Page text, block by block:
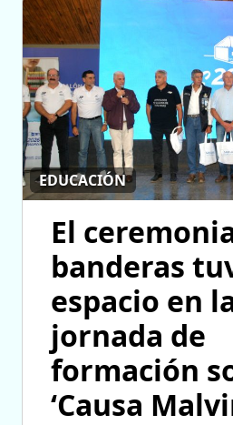
EDUCACIÓN
El
banderas
espacio en
jornada de
formación
‘Causa